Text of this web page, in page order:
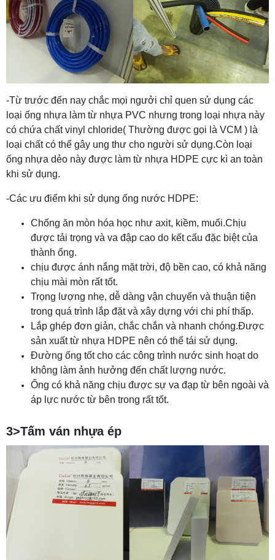
-Từ trước đến nay chắc mọi ngưởi chỉ quen sử dụng các
loại ống nhựa làm từ nhựa PVC nhưng trong loại nhựa này
có chứa chất vinyl chloride( Thường được gọi là VCM ) là
loại chất có thể gây ung thư cho người sử dụng.Còn loại
ống nhựa dẻo này được làm từ nhựa HDPE cực kì an toàn
khi sử dụng.
-Các ưu điểm khi sử dụng ống nước HDPE:
Chống ăn mòn hóa học như axit, kiềm, muối.Chịu
được tải trọng và va đập cao do kết cấu đặc biệt của
thành ống.
chịu được ánh nắng mặt trời, độ bền cao, có khả năng
chịu mài mòn rất tốt.
Trọng lượng nhẹ, dễ dàng vận chuyển và thuận tiện
trong quá trình lắp đặt và xây dựng với chi phí thấp.
Lắp ghép đơn giản, chắc chắn và nhanh chóng.Được
sản xuất từ nhựa HDPE nên có thể tái sử dụng.
Đường ống tốt cho các công trình nước sinh hoạt do
không làm ảnh hưởng đến chất lượng nước.
Ống có khả năng chịu được sự va đạp từ bên ngoài và
áp lực nước từ bên trong rất tốt.
3>Tấm ván nhựa ép